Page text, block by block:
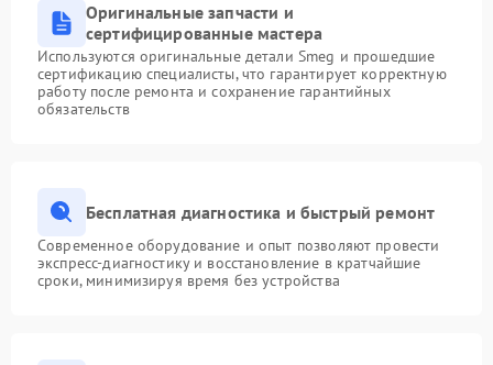
Оригинальные запчасти и
сертифицированные мастера
Используются оригинальные детали Smeg и прошедшие
сертификацию специалисты, что гарантирует корректную
работу после ремонта и сохранение гарантийных
обязательств
Бесплатная диагностика и быстрый ремонт
Современное оборудование и опыт позволяют провести
экспресс-диагностику и восстановление в кратчайшие
сроки, минимизируя время без устройства